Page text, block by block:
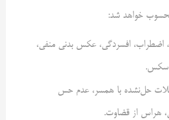
خواهد شد:
اضطراب، افسردگی، عکس بدنی منفی،
سکس.
حل‌نشده با همسر، عدم حس
هراس از قضاوت.